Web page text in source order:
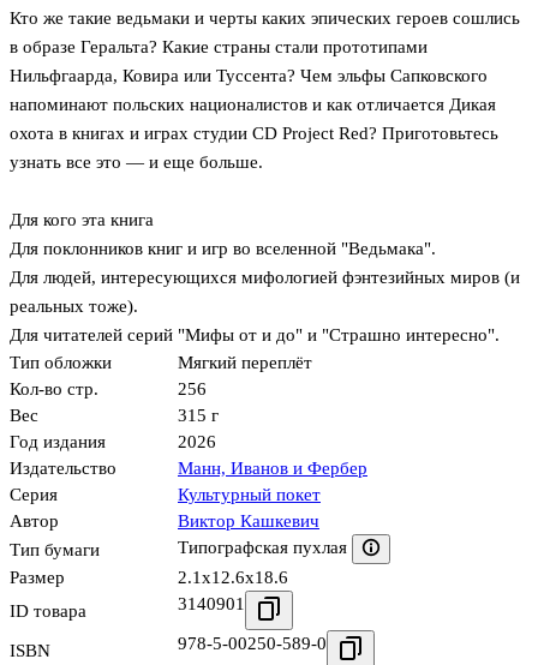
Кто же такие ведьмаки и черты каких эпических героев сошлись
в образе Геральта? Какие страны стали прототипами
Нильфгаарда, Ковира или Туссента? Чем эльфы Сапковского
напоминают польских националистов и как отличается Дикая
охота в книгах и играх студии CD Project Red? Приготовьтесь
узнать все это — и еще больше.
Для кого эта книга
Для поклонников книг и игр во вселенной "Ведьмака".
Для людей, интересующихся мифологией фэнтезийных миров (и
реальных тоже).
Для читателей серий "Мифы от и до" и "Страшно интересно".
Тип обложки
Мягкий переплёт
Кол-во стр.
256
Вес
315 г
Год издания
2026
Издательство
Манн, Иванов и Фербер
Серия
Культурный покет
Автор
Виктор Кашкевич
Тип бумаги
Типографская пухлая
Размер
2.1x12.6x18.6
ID товара
3140901
ISBN 978-5-00250-589-0